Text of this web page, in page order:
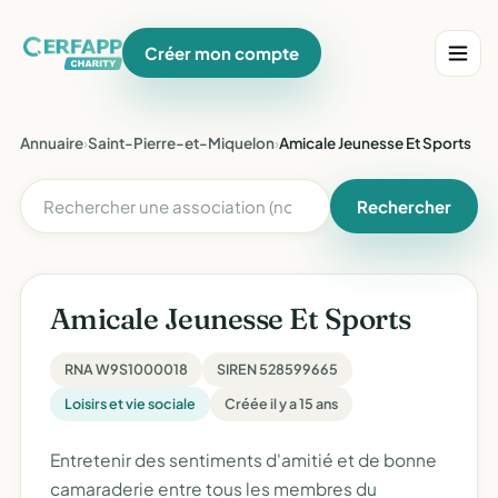
Créer mon compte
Annuaire›Saint-Pierre-et-Miquelon›Amicale Jeunesse Et Sports
Rechercher
Amicale Jeunesse Et Sports
RNA W9S1000018
SIREN 528599665
Loisirs et vie sociale
Créée il y a 15 ans
Entretenir des sentiments d'amitié et de bonne
camaraderie entre tous les membres du